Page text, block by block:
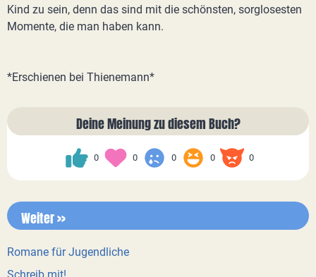
Kind zu sein, denn das sind mit die schönsten, sorglosesten
Momente, die man haben kann.
*Erschienen bei Thienemann*
Deine Meinung zu diesem Buch?
0 0 0 0 0
Weiter >>
Romane für Jugendliche